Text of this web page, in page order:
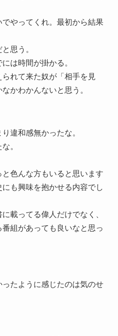
やってくれ。最初から結果
思う。
は時間が掛かる。
られて来た奴が「相手を見
かわかんないと思う。
違和感無かったな。
。
色んな方もいると思います
も興味を抱かせる内容でし
載ってる偉人だけでなく、
組があっても良いなと思っ
たように感じたのは気のせ